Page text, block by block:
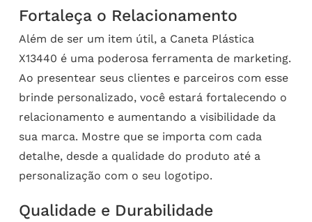
Fortaleça o Relacionamento
Além de ser um item útil, a Caneta Plástica
X13440 é uma poderosa ferramenta de marketing.
Ao presentear seus clientes e parceiros com esse
brinde personalizado, você estará fortalecendo o
relacionamento e aumentando a visibilidade da
sua marca. Mostre que se importa com cada
detalhe, desde a qualidade do produto até a
personalização com o seu logotipo.
Qualidade e Durabilidade